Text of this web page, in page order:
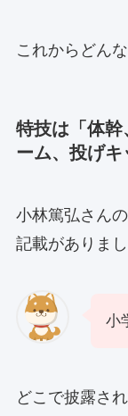
これからどん
特技は「体
ーム、投げキ
小林篤弘さんの
記載がありまし
小
どこで披露さ